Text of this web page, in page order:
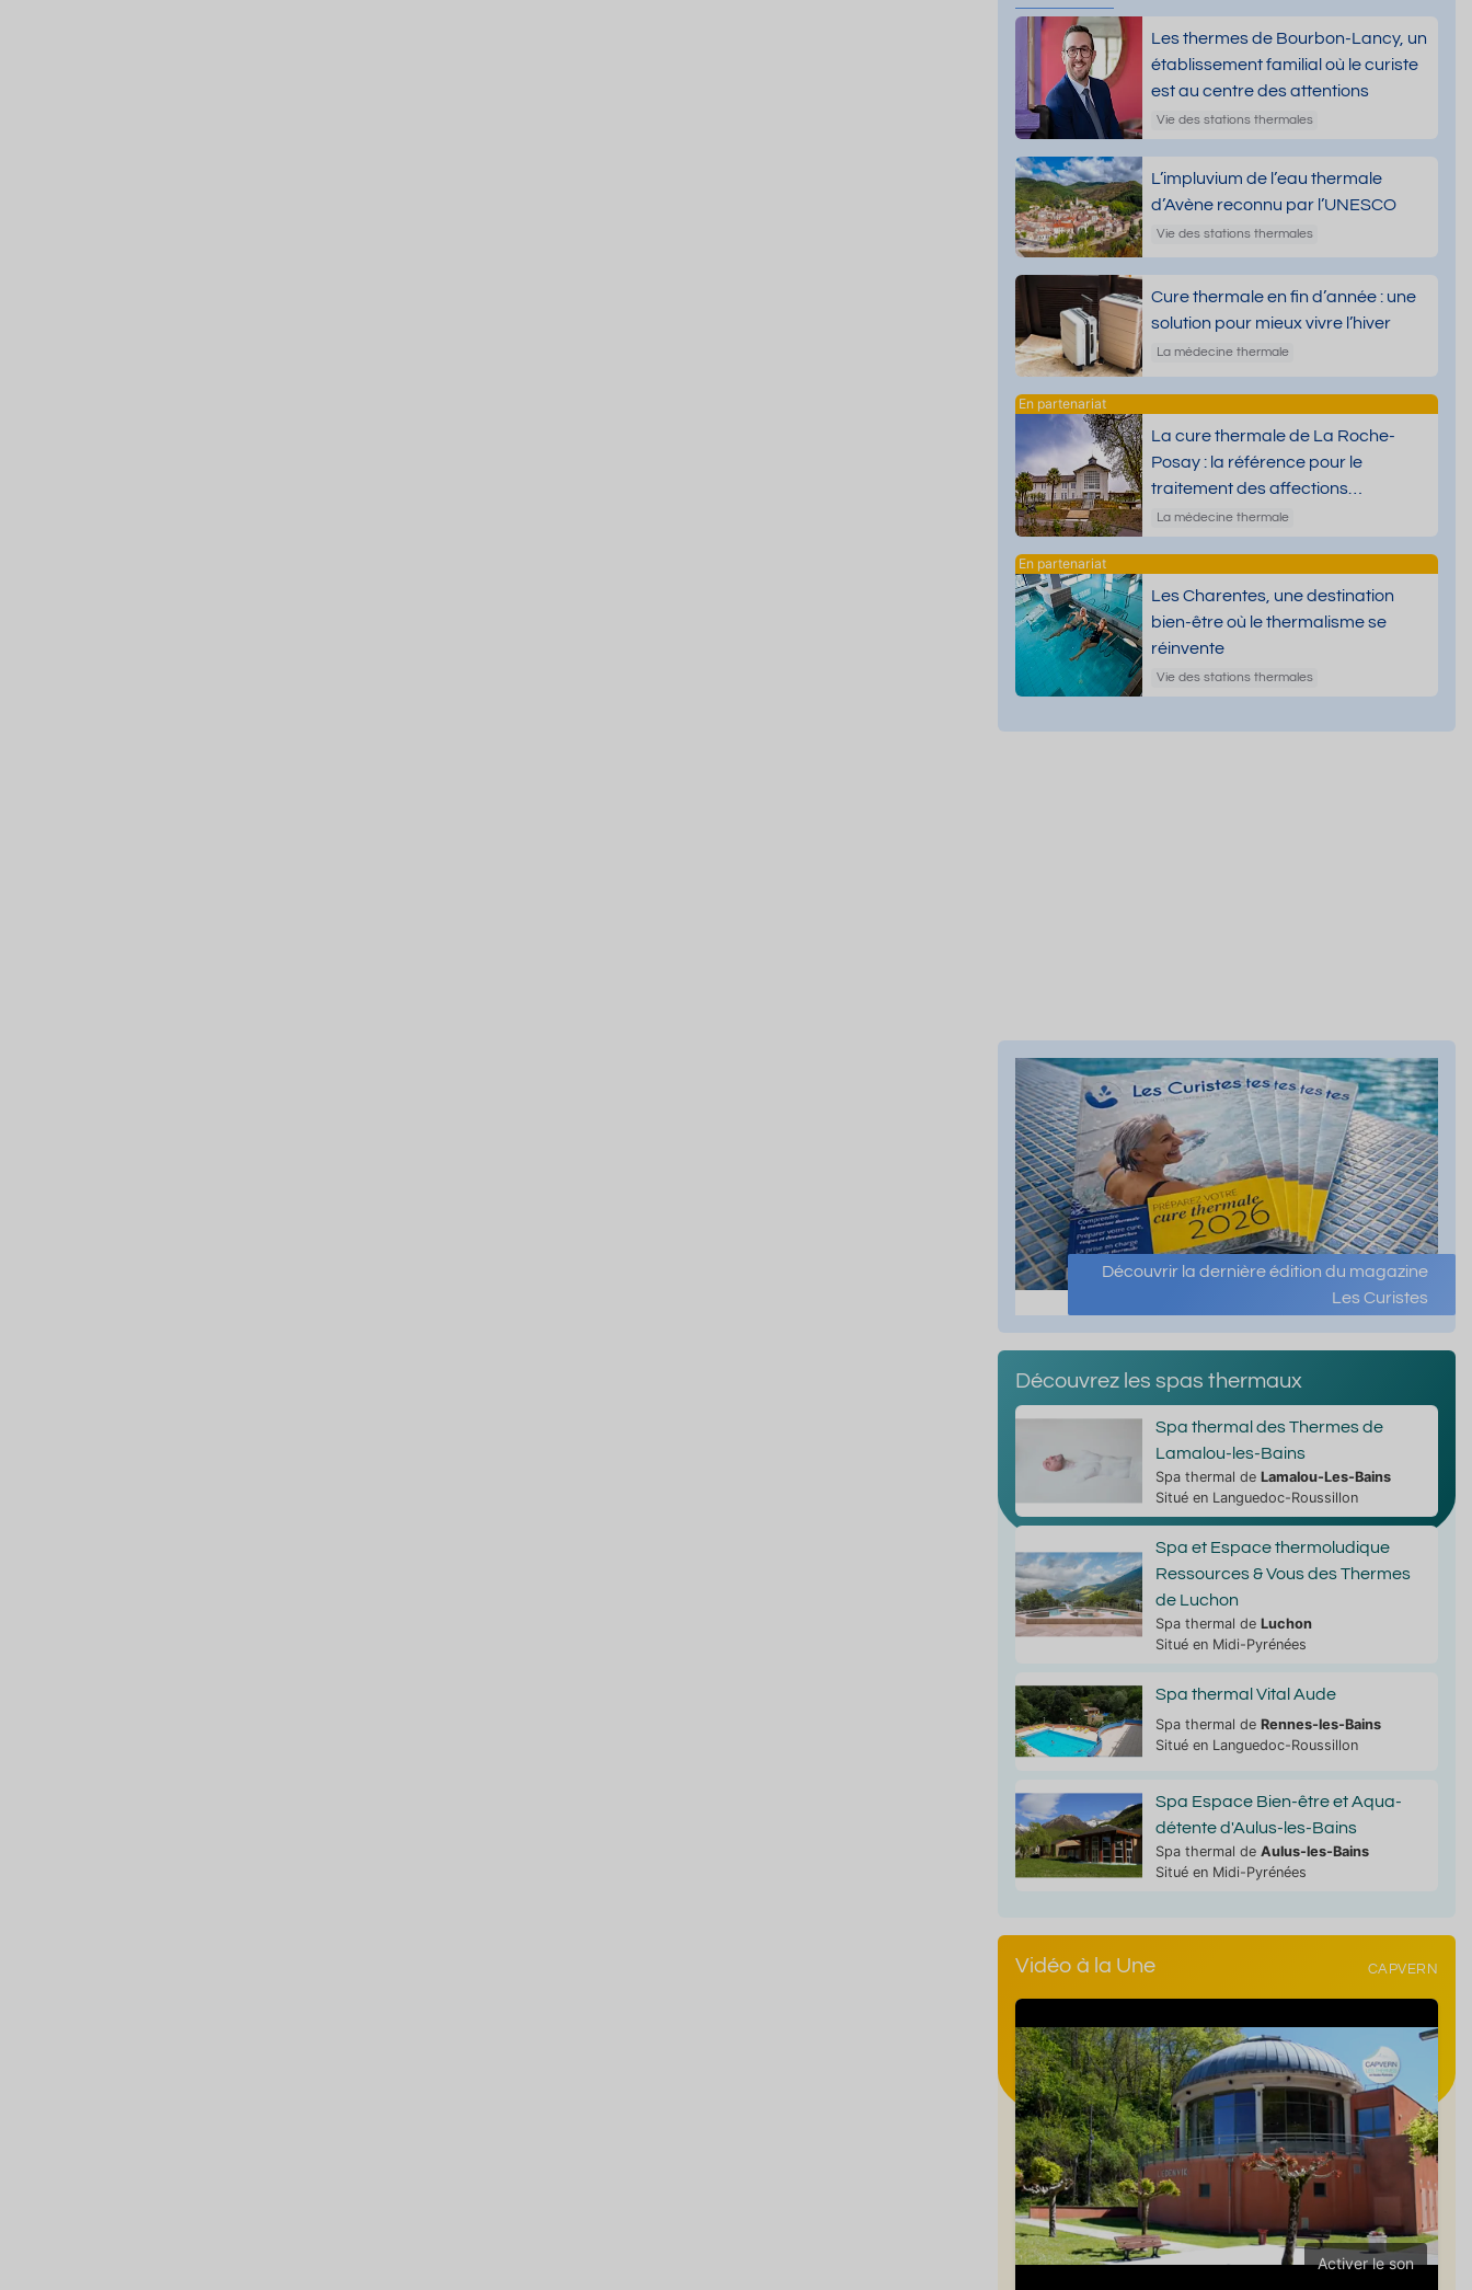
Les thermes de Bourbon-Lancy, un
établissement familial où le curiste
est au centre des attentions
Vie des stations thermales
L’impluvium de l’eau thermale
d’Avène reconnu par l’UNESCO
Vie des stations thermales
Cure thermale en fin d’année : une
solution pour mieux vivre l’hiver
La médecine thermale
La cure thermale de La Roche-
Posay : la référence pour le
traitement des affections
dermatologiques
La médecine thermale
Les Charentes, une destination
bien-être où le thermalisme se
réinvente
Vie des stations thermales
Découvrir la dernière édition du magazine
Les Curistes
Découvrez les spas thermaux
Spa thermal des Thermes de
Lamalou-les-Bains
Spa thermal de Lamalou-Les-Bains
Situé en Languedoc-Roussillon
Spa et Espace thermoludique
Ressources & Vous des Thermes
de Luchon
Spa thermal de Luchon
Situé en Midi-Pyrénées
Spa thermal Vital Aude
Spa thermal de Rennes-les-Bains
Situé en Languedoc-Roussillon
Spa Espace Bien-être et Aqua-
détente d'Aulus-les-Bains
Spa thermal de Aulus-les-Bains
Situé en Midi-Pyrénées
Vidéo à la Une CAPVERN
Activer le son